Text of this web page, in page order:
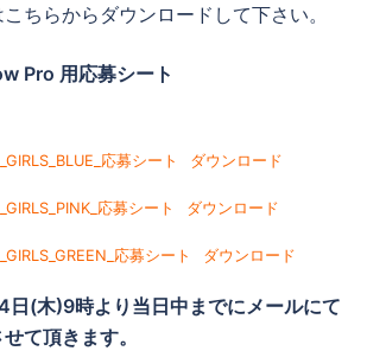
ちらからダウンロードして下さい。
Pro 用応募シート
応募シート ダウンロード
応募シート ダウンロード
応募シート ダウンロード
日(木)9時より当日中までにメールにて
て頂きます。